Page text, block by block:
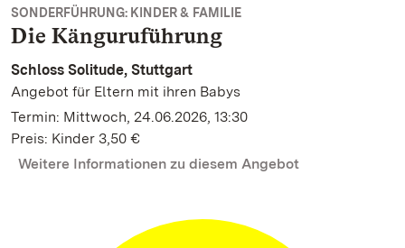
SONDERFÜHRUNG: KINDER & FAMILIE
Die Känguruführung
Schloss Solitude, Stuttgart
Angebot für Eltern mit ihren Babys
Termin: Mittwoch, 24.06.2026, 13:30
Preis: Kinder 3,50 €
Weitere Informationen zu diesem Angebot